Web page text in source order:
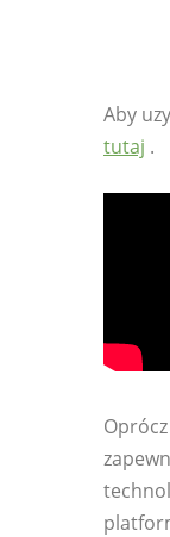
Aby
tutaj .